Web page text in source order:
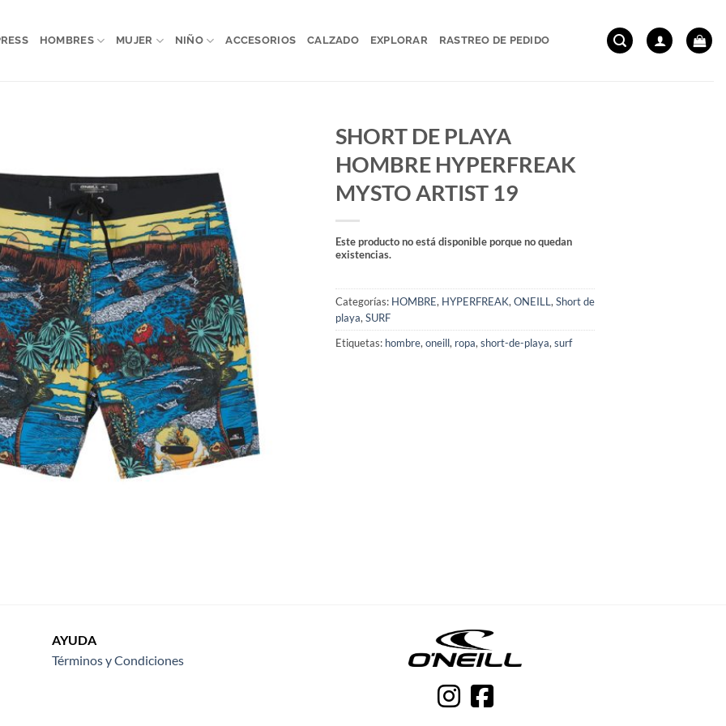
HOMBRES MUJER NIÑO ACCESORIOS CALZADO EXPLORAR RASTREO DE PEDIDO
SHORT DE PLAYA
HOMBRE HYPERFREAK
MYSTO ARTIST 19
Este producto no está disponible porque no quedan
existencias.
Categorías: HOMBRE, HYPERFREAK, ONEILL , Short de
playa, SURF
Etiquetas: hombre, oneill, ropa, short-de-playa, surf
AYUDA
Términos y Condiciones